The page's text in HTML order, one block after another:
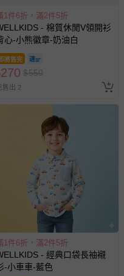
、擠乳器、哺乳衣、托腹
上「不可拆封」，或具警
。
務。
退換貨 & 退款問題
灣本島。如您位於離島地
品需加收離島運費。廠商
遠地區、樓層親送等加價
人資料內的查詢訂單內，
是否完好，若商品遇瑕疵
請見：
退貨的辦理流程。
訊、購物流程、付款方
1件6折，滿2件5折
- 棉質休閒V領開衫
心-小熊徽章-奶油白
即將售完
270 $550
售出 2
1件6折，滿2件5折
- 經典口袋長袖襯
-小車車-藍色